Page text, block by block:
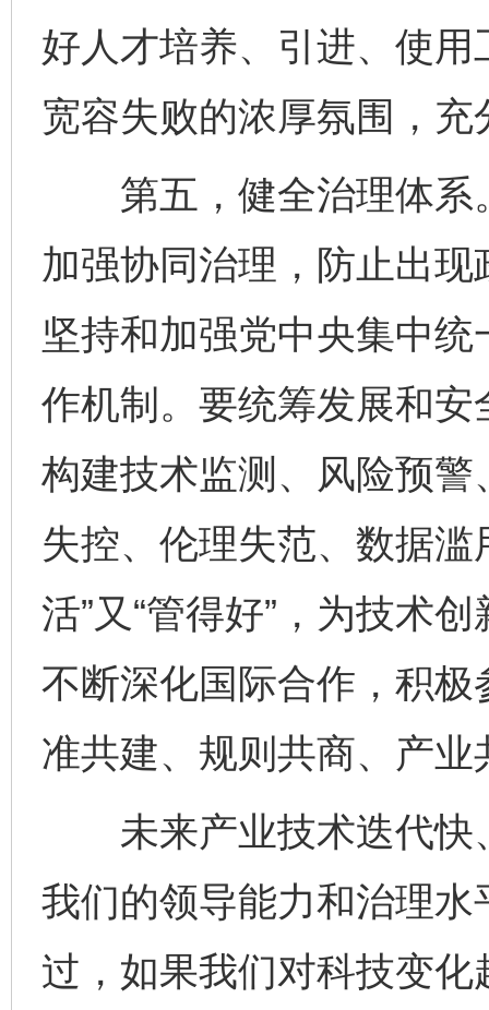
好人才培养、引进、使
宽容失败的浓厚氛围，
第五，健全治理体系
加强协同治理，防止出
坚持和加强党中央集中
作机制。要统筹发展和
构建技术监测、风险预
失控、伦理失范、数据
活”又“管得好”，为技术
不断深化国际合作，积
准共建、规则共商、产业
未来产业技术迭代快
我们的领导能力和治理
过，如果我们对科技变